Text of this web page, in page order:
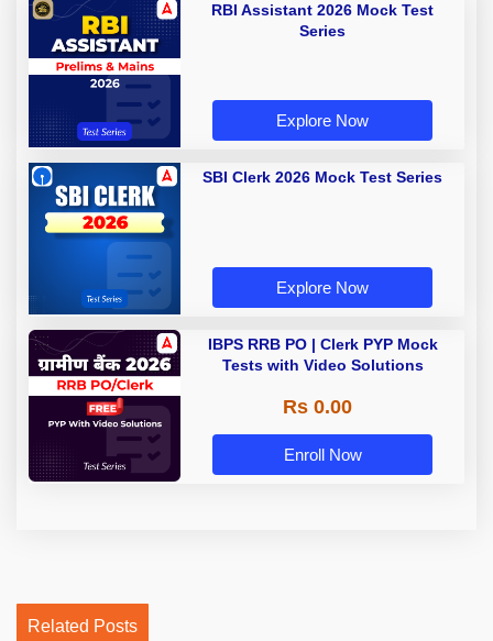
RBI Assistant 2026 Mock Test
Series
Explore Now
SBI Clerk 2026 Mock Test Series
Explore Now
IBPS RRB PO | Clerk PYP Mock
Tests with Video Solutions
Rs 0.00
Enroll Now
Related Posts